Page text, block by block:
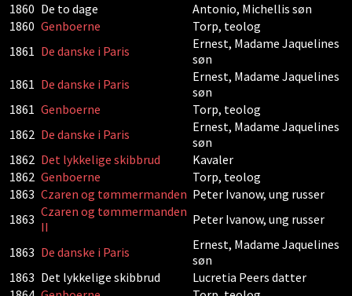
1860 De to dage
Antonio, Michellis søn
1860 Genboerne
Torp, teolog
1861 De danske i Paris
Ernest, Madame Jaquelines
søn
1861 De danske i Paris
Ernest, Madame Jaquelines
søn
1861 Genboerne
Torp, teolog
1862 De danske i Paris
Ernest, Madame Jaquelines
søn
1862 Det lykkelige skibbrud
Kavaler
1862 Genboerne
Torp, teolog
1863 Czaren og tømmermanden Peter Ivanow, ung russer
1863 Czaren og tømmermanden
II
Peter Ivanow, ung russer
1863 De danske i Paris
Ernest, Madame Jaquelines
søn
1863 Det lykkelige skibbrud
Lucretia Peers datter